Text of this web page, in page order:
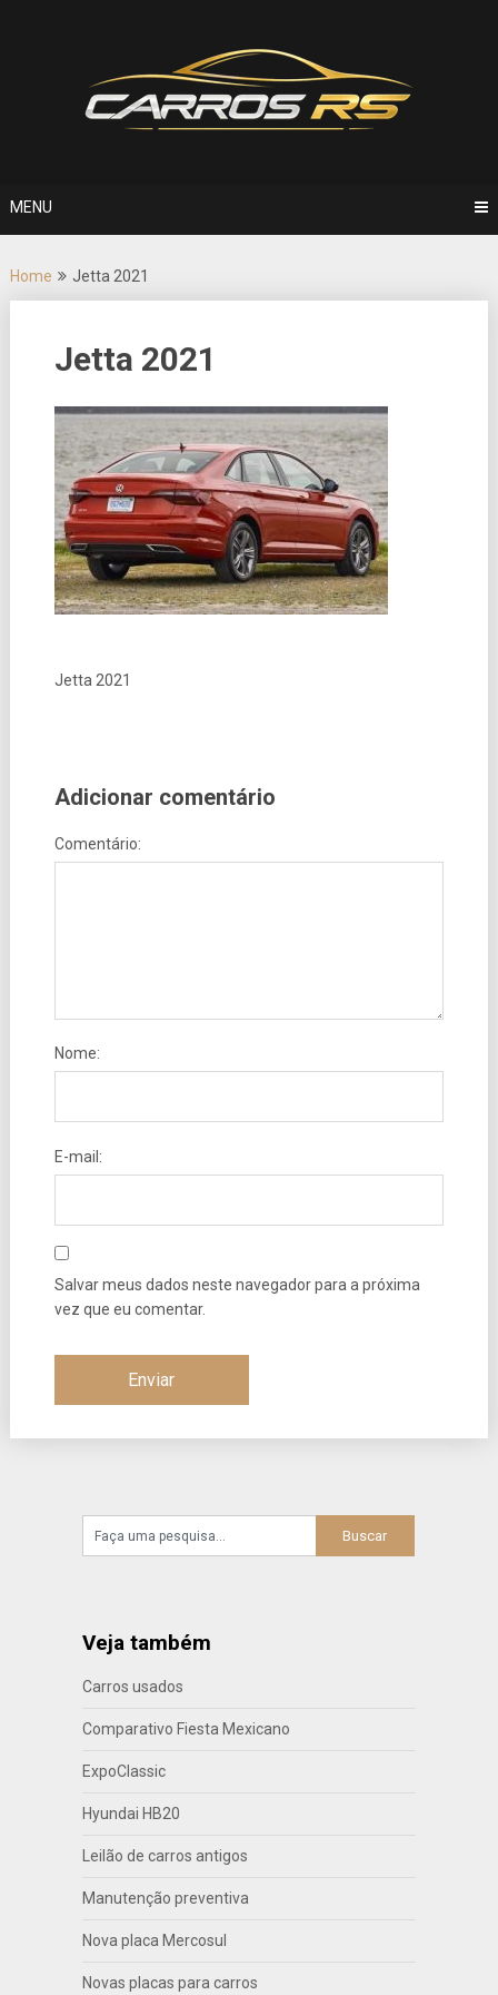
MENU
Home Jetta 2021
Jetta 2021
Jetta 2021
Adicionar comentário
Comentário:
Nome:
E-mail:
Salvar meus dados neste navegador para a próxima
vez que eu comentar.
Veja também
Carros usados
Comparativo Fiesta Mexicano
ExpoClassic
Hyundai HB20
Leilão de carros antigos
Manutenção preventiva
Nova placa Mercosul
Novas placas para carros